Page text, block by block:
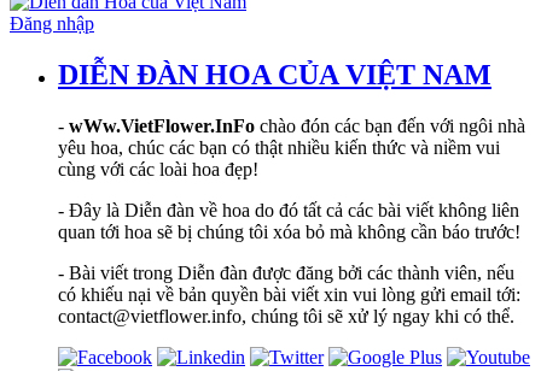
Đăng nhập
DIỄN ĐÀN HOA CỦA VIỆT NAM
- wWw.VietFlower.InFo chào đón các bạn đến với ngôi nhà
yêu hoa, chúc các bạn có thật nhiều kiến thức và niềm vui
cùng với các loài hoa đẹp!
- Đây là Diễn đàn về hoa do đó tất cả các bài viết không liên
quan tới hoa sẽ bị chúng tôi xóa bỏ mà không cần báo trước!
- Bài viết trong Diễn đàn được đăng bởi các thành viên, nếu
có khiếu nại về bản quyền bài viết xin vui lòng gửi email tới:
contact@vietflower.info, chúng tôi sẽ xử lý ngay khi có thể.